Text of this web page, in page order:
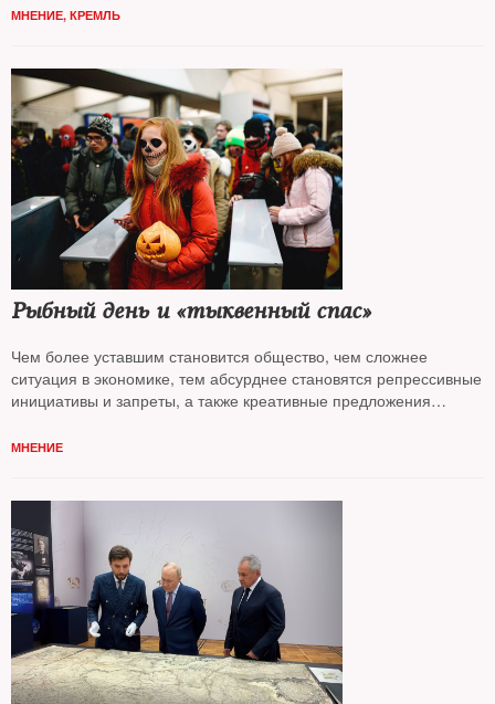
Колесников*
МНЕНИЕ, КРЕМЛЬ
Рыбный день и «тыквенный спас»
Чем более уставшим становится общество, чем сложнее
ситуация в экономике, тем абсурднее становятся репрессивные
инициативы и запреты, а также креативные предложения
МНЕНИЕ